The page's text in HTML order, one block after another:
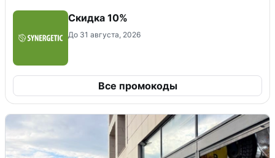
Скидка 10%
До 31 августа, 2026
Все промокоды